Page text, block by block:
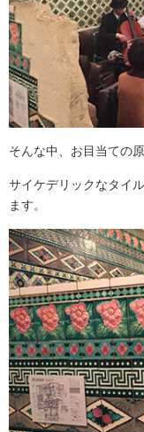
そんな中、お目当ての
サイケデリックなタイ
ます。